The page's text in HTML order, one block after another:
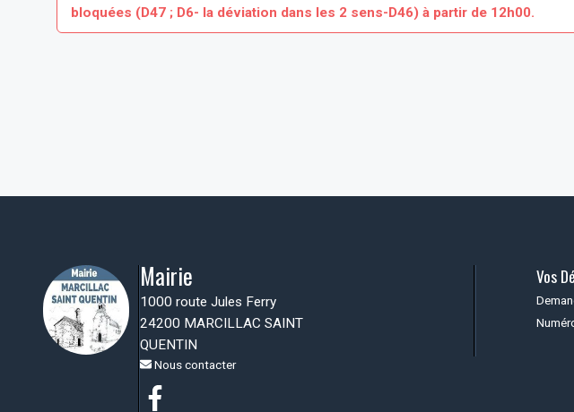
bloquées (D47 ; D6- la déviation dans les 2 sens-D46) à partir de 12h00.
Mairie
1000 route Jules Ferry
24200 MARCILLAC SAINT
QUENTIN
Nous contacter
Vos